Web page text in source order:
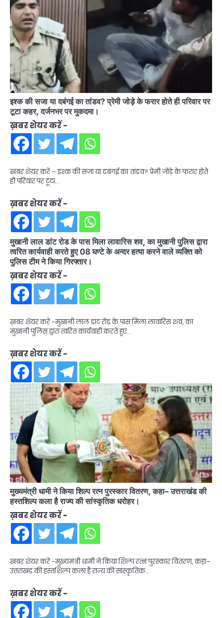
इश्क की सजा या दबंगई का तांडव? प्रेमी जोड़े के फरार होते ही परिवार पर
टूटा कहर, दर्जनभर पर मुकदमा।
ख़बर शेयर करें -
ख़बर शेयर करें – इश्क की सजा या दबंगई का तांडव? प्रेमी जोड़े के फरार होते
ही परिवार पर टूटा…
ख़बर शेयर करें -
मुखानी लाल डांट रोड के पास मिला लावारिस शव, का मुखानी पुलिस द्वारा
त्वरित कार्यवाही करते हुए 08 घण्टे के अन्दर हत्या करने वाले व्यक्ति को
पुलिस टीम ने किया गिरफ्तार।
ख़बर शेयर करें -
ख़बर शेयर करें -मुखानी लाल डांट रोड के पास मिला लावारिस शव, का
मुखानी पुलिस द्वारा त्वरित कार्यवाही करते हुए…
ख़बर शेयर करें -
मुख्यमंत्री धामी ने किया शिल्प रत्न पुरस्कार वितरण, कहा– उत्तराखंड की
हस्तशिल्प कला है राज्य की सांस्कृतिक धरोहर।
ख़बर शेयर करें -
ख़बर शेयर करें -मुख्यमंत्री धामी ने किया शिल्प रत्न पुरस्कार वितरण, कहा–
उत्तराखंड की हस्तशिल्प कला है राज्य की सांस्कृतिक…
ख़बर शेयर करें -